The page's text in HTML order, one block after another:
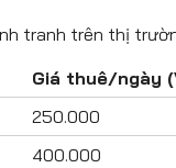
tranh trên thị
Giá thuê/ngày
250.000
400.000